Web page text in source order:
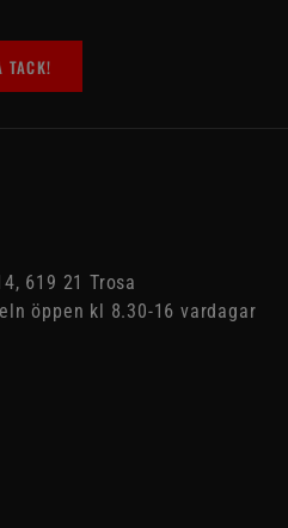
TACK!
619 21 Trosa
öppen kl 8.30-16 vardagar